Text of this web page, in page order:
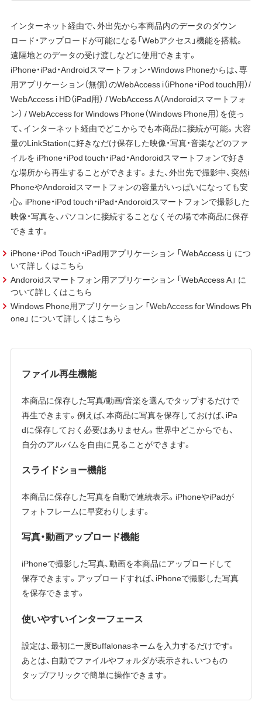
インターネット経由で、外出先から本商品内のデータのダウン
ロード・アップロードが可能になる「Webアクセス」機能を搭載。
遠隔地とのデータの受け渡しなどに使用できます。
iPhone・iPad・Androidスマートフォン・Windows Phoneからは、専
用アプリケーション（無償）のWebAccess i（iPhone・iPod touch用）/
WebAccess i HD（iPad用） / WebAccess A（Andoroidスマートフォ
ン） / WebAccess for Windows Phone（Windows Phone用）を使っ
て、インターネット経由でどこからでも本商品に接続が可能。大容
量のLinkStationに好きなだけ保存した映像・写真・音楽などのファ
イルを iPhone・iPod touch・iPad・Andoroidスマートフォンで好き
な場所から再生することができます。また、外出先で撮影中、突然i
PhoneやAndoroidスマートフォンの容量がいっぱいになっても安
心。iPhone・iPod touch・iPad・Andoroidスマートフォンで撮影した
映像・写真を、パソコンに接続することなくその場で本商品に保存
できます。
iPhone・iPod Touch・iPad用アプリケーション 「WebAccess i」 につ
いて詳しくはこちら
Andoroidスマートフォン用アプリケーション 「WebAccess A」 に
ついて詳しくはこちら
Windows Phone用アプリケーション 「WebAccess for Windows Ph
one」 について詳しくはこちら
ファイル再生機能
本商品に保存した写真/動画/音楽を選んでタップするだけで
再生できます。例えば、本商品に写真を保存しておけば、iPa
dに保存しておく必要はありません。世界中どこからでも、
自分のアルバムを自由に見ることができます。
スライドショー機能
本商品に保存した写真を自動で連続表示。iPhoneやiPadが
フォトフレームに早変わりします。
写真・動画アップロード機能
iPhoneで撮影した写真、動画を本商品にアップロードして
保存できます。アップロードすれば、iPhoneで撮影した写真
を保存できます。
使いやすいインターフェース
設定は、最初に一度Buffalonasネームを入力するだけです。
あとは、自動でファイルやフォルダが表示され、いつもの
タップ/フリックで簡単に操作できます。